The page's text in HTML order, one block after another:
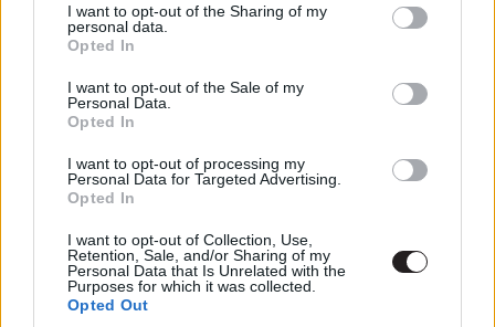
not limited to your visit or usage behaviour. You may click to
grant or deny consent to Google and its third-party tags to
use your data for below specified purposes in below Google
consent section.
I want to opt-out of the Sharing of my
personal data.
Opted In
I want to opt-out of the Sale of my
Personal Data.
Opted In
I want to opt-out of processing my
Personal Data for Targeted Advertising.
Opted In
I want to opt-out of Collection, Use,
Retention, Sale, and/or Sharing of my
Personal Data that Is Unrelated with the
Purposes for which it was collected.
Opted Out
Régen a bandák csórón kezdték: innen-onnan
kölcsönkért, vagy fillérekért megvett hangszerekkel.
Tudásuk nemigen volt, inkább csak lelkesedésük, ám